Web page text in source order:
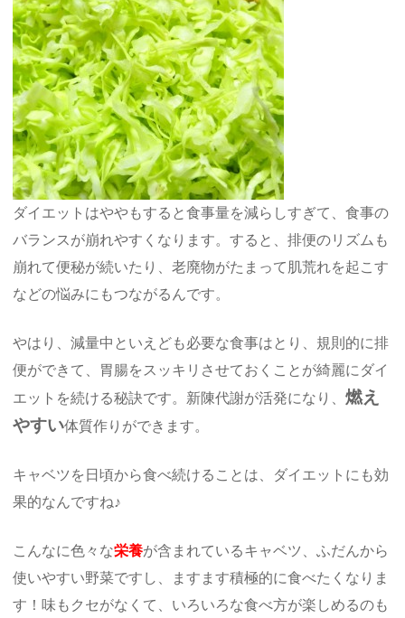
ダイエットはややもすると食事量を減らしすぎて、食事の
バランスが崩れやすくなります。すると、排便のリズムも
崩れて便秘が続いたり、老廃物がたまって肌荒れを起こす
などの悩みにもつながるんです。
やはり、減量中といえども必要な食事はとり、規則的に排
便ができて、胃腸をスッキリさせておくことが綺麗にダイ
エットを続ける秘訣です。新陳代謝が活発になり、燃え
やすい体質作りができます。
キャベツを日頃から食べ続けることは、ダイエットにも効
果的なんですね♪
こんなに色々な栄養が含まれているキャベツ、ふだんから
使いやすい野菜ですし、ますます積極的に食べたくなりま
す！味もクセがなくて、いろいろな食べ方が楽しめるのも